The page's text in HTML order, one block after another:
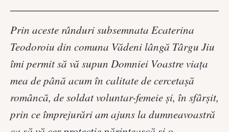
Prin aceste rânduri subsemnata Ecaterina
Teodoroiu din comuna Vădeni lângă Târgu Jiu
îmi permit să vă supun Domniei Voastre viaţa
mea de până acum în calitate de cercetaşă
româncă, de soldat voluntar-femeie şi, în sfârşit,
prin ce împrejurări am ajuns la dumneavoastră